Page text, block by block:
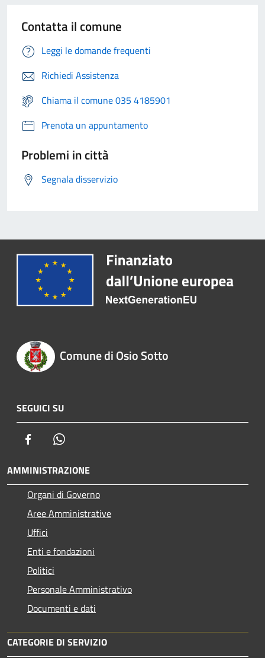
Contatta il comune
Leggi le domande frequenti
Richiedi Assistenza
Chiama il comune 035 4185901
Prenota un appuntamento
Problemi in città
Segnala disservizio
Comune di Osio Sotto
SEGUICI SU
Facebook
AMMINISTRAZIONE
Organi di Governo
Aree Amministrative
Uffici
Enti e fondazioni
Politici
Personale Amministrativo
Documenti e dati
CATEGORIE DI SERVIZIO